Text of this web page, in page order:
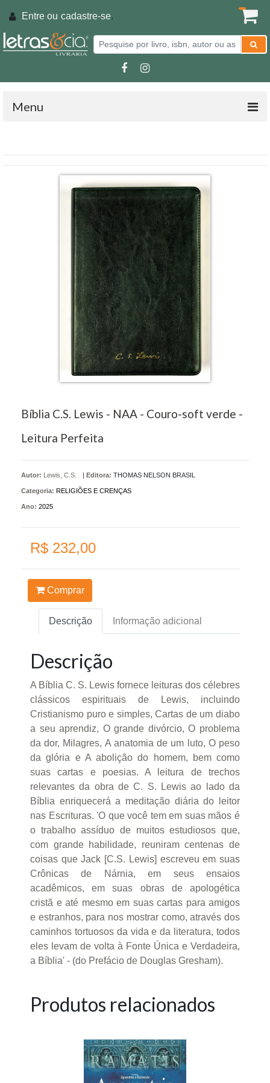
Entre ou cadastre-se.
Menu
Bíblia C.S. Lewis - NAA - Couro-soft verde -
Leitura Perfeita
Autor: Lewis, C.S. | Editora: THOMAS NELSON BRASIL
Categoria: RELIGIÕES E CRENÇAS
Ano: 2025
R$ 232,00
Comprar
Descrição Informação adicional
Descrição
A Bíblia C. S. Lewis fornece leituras dos célebres
clássicos espirituais de Lewis, incluindo
Cristianismo puro e simples, Cartas de um diabo
a seu aprendiz, O grande divórcio, O problema
da dor, Milagres, A anatomia de um luto, O peso
da glória e A abolição do homem, bem como
suas cartas e poesias. A leitura de trechos
relevantes da obra de C. S. Lewis ao lado da
Bíblia enriquecerá a meditação diária do leitor
nas Escrituras. 'O que você tem em suas mãos é
o trabalho assíduo de muitos estudiosos que,
com grande habilidade, reuniram centenas de
coisas que Jack [C.S. Lewis] escreveu em suas
Crônicas de Nárnia, em seus ensaios
acadêmicos, em suas obras de apologética
cristã e até mesmo em suas cartas para amigos
e estranhos, para nos mostrar como, através dos
cami­nhos tortuosos da vida e da literatura, todos
eles levam de volta à Fonte Única e Verdadeira,
a Bíblia' - (do Prefácio de Douglas Gresham).
Produtos relacionados